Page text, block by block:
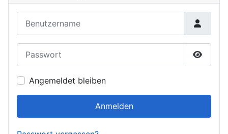
Angemeldet bleiben
Anmelden